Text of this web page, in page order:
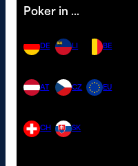
Poker in …
DE
AT
CH
LI
CZ
SK
BE
EU